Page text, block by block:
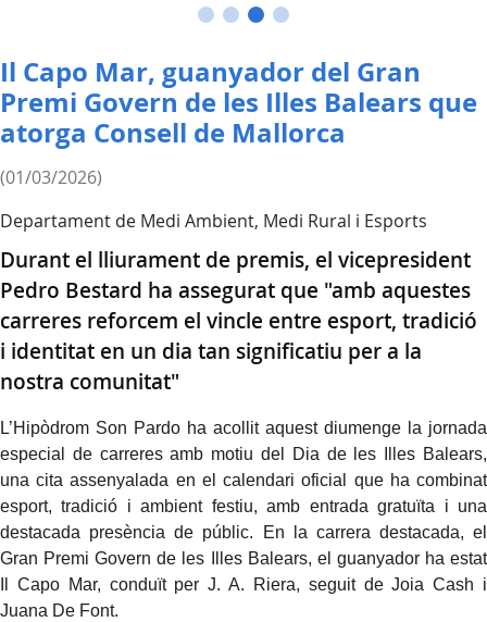
Il Capo Mar, guanyador del Gran
Premi Govern de les Illes Balears que
atorga Consell de Mallorca
(01/03/2026)
Departament de Medi Ambient, Medi Rural i Esports
Durant el lliurament de premis, el vicepresident
Pedro Bestard ha assegurat que "amb aquestes
carreres reforcem el vincle entre esport, tradició
i identitat en un dia tan significatiu per a la
nostra comunitat"
L’Hipòdrom Son Pardo ha acollit aquest diumenge la jornada
especial de carreres amb motiu del Dia de les Illes Balears,
una cita assenyalada en el calendari oficial que ha combinat
esport, tradició i ambient festiu, amb entrada gratuïta i una
destacada presència de públic.
En la carrera destacada, el
Gran Premi Govern de les Illes Balears, el guanyador ha estat
Il Capo Mar, conduït per J. A. Riera, seguit de Joia Cash i
Juana De Font.